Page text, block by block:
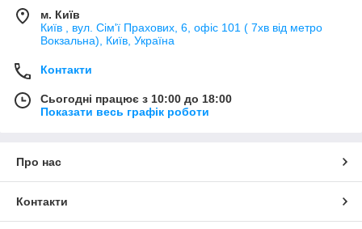
м. Київ
Київ , вул. Сім'ї Прахових, 6, офіс 101 ( 7хв від метро
Вокзальна), Київ, Україна
Контакти
Сьогодні працює з 10:00 до 18:00
Показати весь графік роботи
Про нас
Контакти